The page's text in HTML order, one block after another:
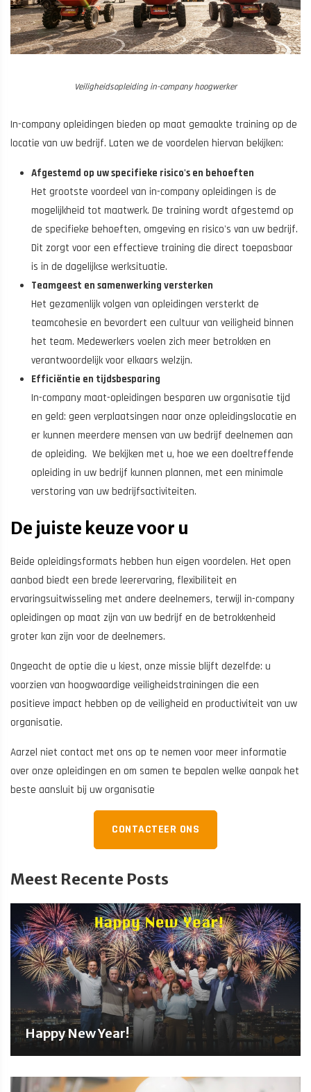
Veiligheidsopleiding in-company hoogwerker
In-company opleidingen bieden op maat gemaakte training op de
locatie van uw bedrijf. Laten we de voordelen hiervan bekijken:
Afgestemd op uw specifieke risico's en behoeften
Het grootste voordeel van in-company opleidingen is de
mogelijkheid tot maatwerk. De training wordt afgestemd op
de specifieke behoeften, omgeving en risico's van uw bedrijf.
Dit zorgt voor een effectieve training die direct toepasbaar
is in de dagelijkse werksituatie.
Teamgeest en samenwerking versterken
Het gezamenlijk volgen van opleidingen versterkt de
teamcohesie en bevordert een cultuur van veiligheid binnen
het team. Medewerkers voelen zich meer betrokken en
verantwoordelijk voor elkaars welzijn.
Efficiëntie en tijdsbesparing
In-company maat-opleidingen besparen uw organisatie tijd
en geld: geen verplaatsingen naar onze opleidingslocatie en
er kunnen meerdere mensen van uw bedrijf deelnemen aan
de opleiding. We bekijken met u, hoe we een doeltreffende
opleiding in uw bedrijf kunnen plannen, met een minimale
verstoring van uw bedrijfsactiviteiten.
De juiste keuze voor u
Beide opleidingsformats hebben hun eigen voordelen. Het open
aanbod biedt een brede leerervaring, flexibiliteit en
ervaringsuitwisseling met andere deelnemers, terwijl in-company
opleidingen op maat zijn van uw bedrijf en de betrokkenheid
groter kan zijn voor de deelnemers.
Ongeacht de optie die u kiest, onze missie blijft dezelfde: u
voorzien van hoogwaardige veiligheidstrainingen die een
positieve impact hebben op de veiligheid en productiviteit van uw
organisatie.
Aarzel niet contact met ons op te nemen voor meer informatie
over onze opleidingen en om samen te bepalen welke aanpak het
beste aansluit bij uw organisatie
CONTACTEER ONS
Meest Recente Posts
Happy New Year!